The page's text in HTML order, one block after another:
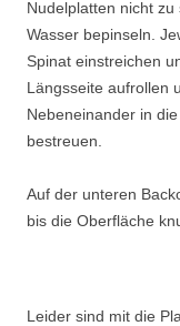
Nudelplatten nicht
Wasser bepinseln.
Spinat einstreichen
Längsseite aufrollen
Nebeneinander in
bestreuen.
Auf der unteren
bis die Oberfläche
Leider sind mit die